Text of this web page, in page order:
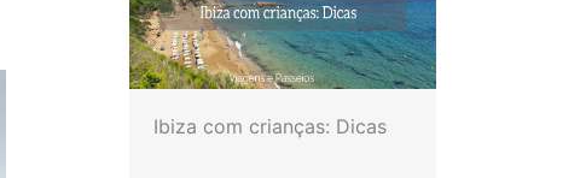
Ibiza com crianças: Dicas